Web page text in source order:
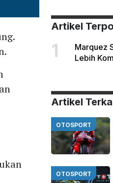
Artikel
1
Marquez
Lebih
Artikel
OTOSPORT
OTOSPORT